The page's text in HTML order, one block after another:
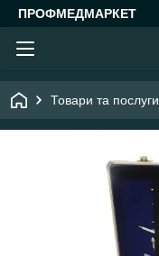
ПРОФМЕДМАРКЕТ
Товари та послуги